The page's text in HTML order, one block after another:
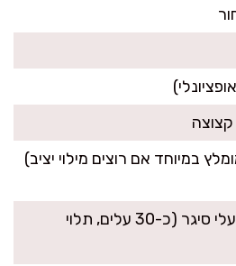
: 1 חבילה עלי סיגר (כ-30 עלים, תלוי